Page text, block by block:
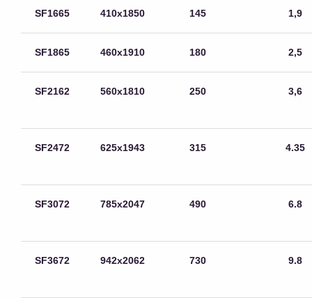
SF1665 410х1850 145 1,9
SF1865 460х1910 180 2,5
SF2162 560х1810 250 3,6
SF2472 625х1943 315 4.35
SF3072 785х2047 490 6.8
SF3672 942х2062 730 9.8